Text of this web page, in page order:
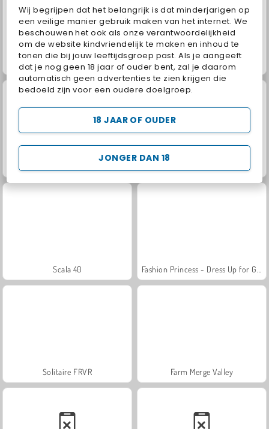
Wij begrijpen dat het belangrijk is dat minderjarigen op
een veilige manier gebruik maken van het internet. We
beschouwen het ook als onze verantwoordelijkheid
om de website kindvriendelijk te maken en inhoud te
tonen die bij jouw leeftijdsgroep past. Als je aangeeft
dat je nog geen 18 jaar of ouder bent, zal je daarom
automatisch geen advertenties te zien krijgen die
bedoeld zijn voor een oudere doelgroep.
JONGER DAN 18
18 JAAR OF OUDER
Juice Merge Grand Mahjong Connect
Scala 40
Solitaire FRVR Farm Merge Valley